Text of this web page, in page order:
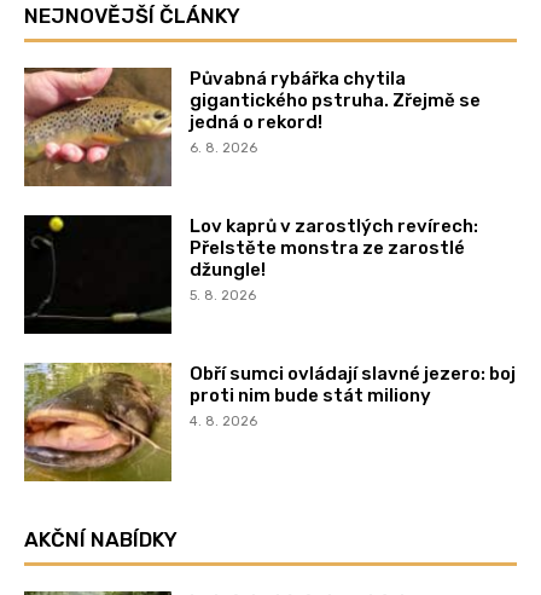
NEJNOVĚJŠÍ ČLÁNKY
Půvabná rybářka chytila
gigantického pstruha. Zřejmě se
jedná o rekord!
6. 8. 2026
Lov kaprů v zarostlých revírech:
Přelstěte monstra ze zarostlé
džungle!
5. 8. 2026
Obří sumci ovládají slavné jezero: boj
proti nim bude stát miliony
4. 8. 2026
AKČNÍ NABÍDKY